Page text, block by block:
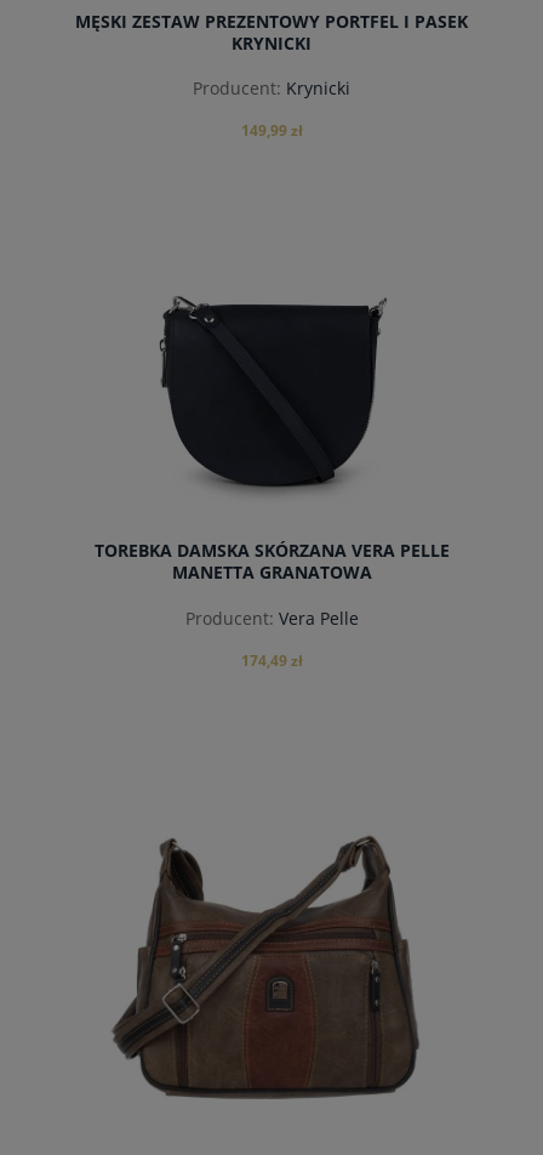
MĘSKI ZESTAW PREZENTOWY PORTFEL I PASEK
KRYNICKI
Producent: Krynicki
149,99 zł
TOREBKA DAMSKA SKÓRZANA VERA PELLE
MANETTA GRANATOWA
Producent: Vera Pelle
174,49 zł